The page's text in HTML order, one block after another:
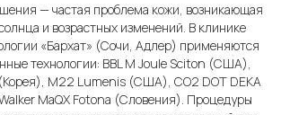
— частая проблема кожи, возникающая
и возрастных изменений. В клинике
«Бархат» (Сочи, Адлер) применяются
технологии: BBL M Joule Sciton (США),
M22 Lumenis (США), СО2 DOT DEKA
MaQX Fotona (Словения). Процедуры